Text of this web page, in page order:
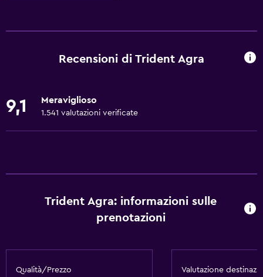
Centro business
Personale di intrattenimento
Sportello escursioni
Recensioni di Trident Agra
9,1 Meraviglioso
1.541 valutazioni verificate
Trident Agra: informazioni sulle
prenotazioni
Qualità/Prezzo Valutazione